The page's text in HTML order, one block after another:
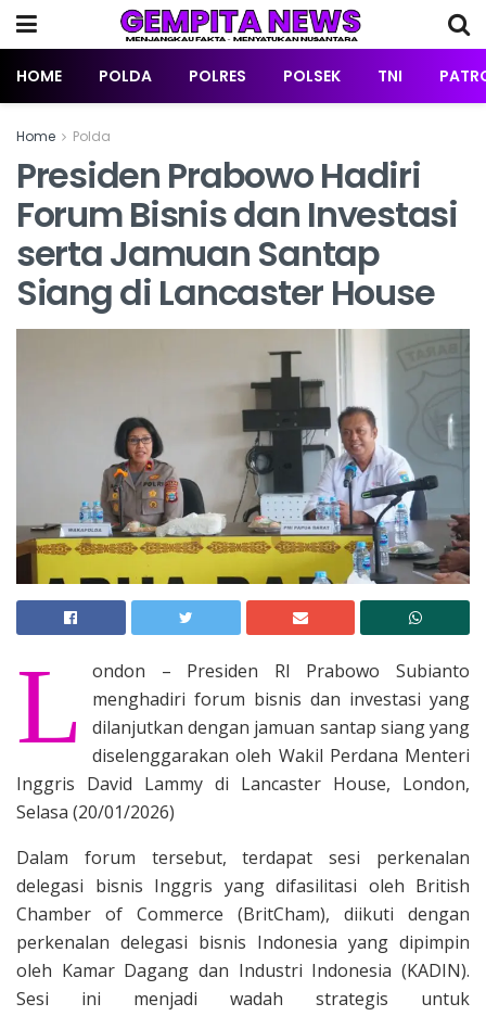
HOME POLDA POLRES POLSEK TNI
Home Polda
Presiden Prabowo Hadiri
Forum Bisnis dan Investasi
serta Jamuan Santap
Siang di Lancaster House
L
ondon – Presiden RI Prabowo Subianto
menghadiri forum bisnis dan investasi yang
dilanjutkan dengan jamuan santap siang yang
diselenggarakan oleh Wakil Perdana Menteri
Inggris David Lammy di Lancaster House, London,
Selasa (20/01/2026)
Dalam forum tersebut, terdapat sesi perkenalan
delegasi bisnis Inggris yang difasilitasi oleh British
Chamber of Commerce (BritCham), diikuti dengan
perkenalan delegasi bisnis Indonesia yang dipimpin
oleh Kamar Dagang dan Industri Indonesia (KADIN).
Sesi ini menjadi wadah strategis untuk